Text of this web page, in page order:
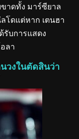
าดทั้ง มาร์ซียาล
โดแต่หาก เตนฮา
รับการแสดง
ลา
นวงในตัดสินว่า